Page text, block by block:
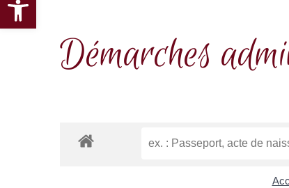
Démarches